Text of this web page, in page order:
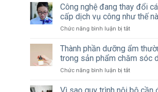
liệu
khách
như
nào?
nghiệp
mới
nên
dành
nhiêu
ngân
cho
Công nghệ đang thay đổi
cấp dịch vụ công như thế
Chức năng bình luận bị tắtở
nghệ
thay
đổi
cung
Thành phần dưỡng ẩm
trong sản phẩm chăm sóc
Chức năng bình luận bị tắtở
phần